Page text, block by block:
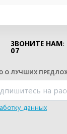
ЗВОНИТЕ НАМ:
07
О ЛУЧШИХ
данных